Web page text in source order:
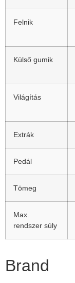
Felnik
Külső gumik
Világítás
Extrák
Pedál
Tömeg
Max.
rendszer súly
Brand